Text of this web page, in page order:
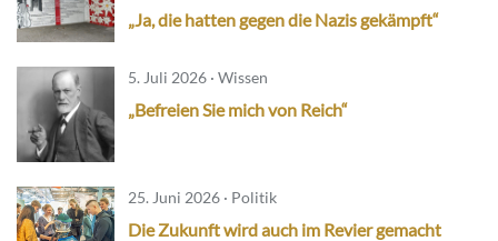
„Ja, die hatten gegen die Nazis gekämpft“
5. Juli 2026 · Wissen
„Befreien Sie mich von Reich“
25. Juni 2026 · Politik
Die Zukunft wird auch im Revier gemacht